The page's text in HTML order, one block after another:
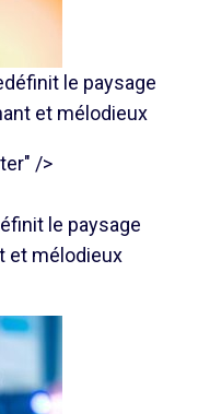
le paysage
et mélodieux
/>
le paysage
et mélodieux